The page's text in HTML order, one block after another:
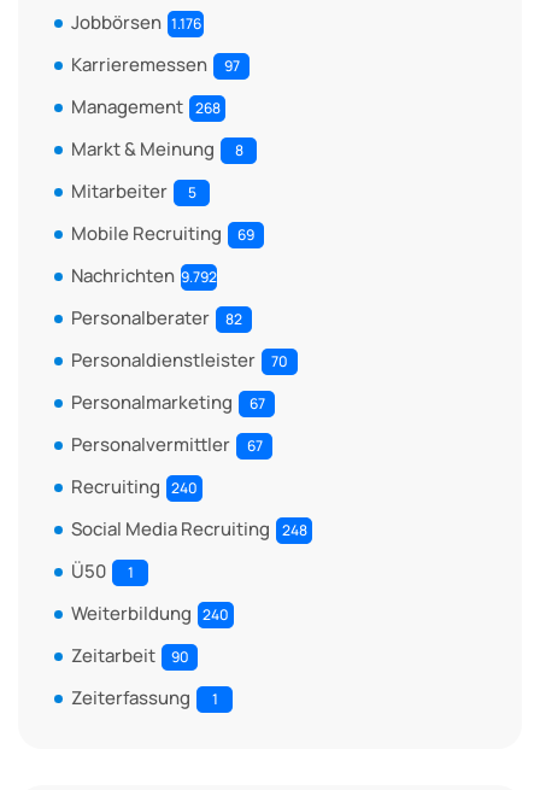
Jobbörsen 1.176
Karrieremessen 97
Management 268
Markt & Meinung 8
Mitarbeiter 5
Mobile Recruiting 69
Nachrichten 9.792
Personalberater 82
Personaldienstleister 70
Personalmarketing 67
Personalvermittler 67
Recruiting 240
Social Media Recruiting 248
Ü50 1
Weiterbildung 240
Zeitarbeit 90
Zeiterfassung 1